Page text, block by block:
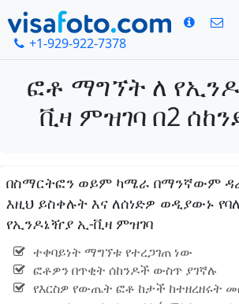
+1-929-922-7378
ፎቶ ማግኘት ለ
ቪዛ ምዝገባ በ2
በስማርትፎን ወይም ካሜራ በማንኛውም
እዚህ ይስቀሉት እና ለሰነድዎ ወዲያውኑ
የኢንዶኔዥያ ኢ-ቪዛ ምዝገባ
ተቀባይነት ማግኘቱ የተረጋገጠ ነው
ፎቶዎን በጥቂት ሰከንዶች ውስጥ ያገኛሉ
የእርስዎ የውጤት ፎቶ ከታች ከተዘረዘሩት